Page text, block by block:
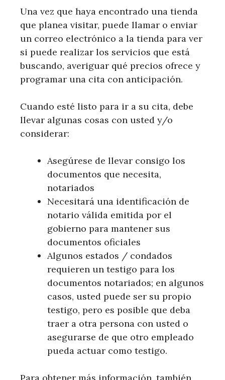
Una vez que haya encontrado una tienda
que planea visitar, puede llamar o enviar
un correo electrónico a la tienda para ver
si puede realizar los servicios que está
buscando, averiguar qué precios ofrece y
programar una cita con anticipación.
Cuando esté listo para ir a su cita, debe
llevar algunas cosas con usted y/o
considerar:
Asegúrese de llevar consigo los
documentos que necesita,
notariados
Necesitará una identificación de
notario válida emitida por el
gobierno para mantener sus
documentos oficiales
Algunos estados / condados
requieren un testigo para los
documentos notariados; en algunos
casos, usted puede ser su propio
testigo, pero es posible que deba
traer a otra persona con usted o
asegurarse de que otro empleado
pueda actuar como testigo.